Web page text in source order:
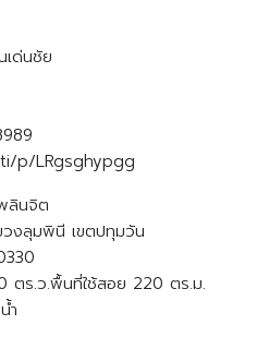
ด่นชัย
p/LRgsghypgg
ลินจิต
งลุมพินี เขตปทุมวัน
ตร.ว.พื้นที่ใช้สอย 220 ตร.ม.
ำ